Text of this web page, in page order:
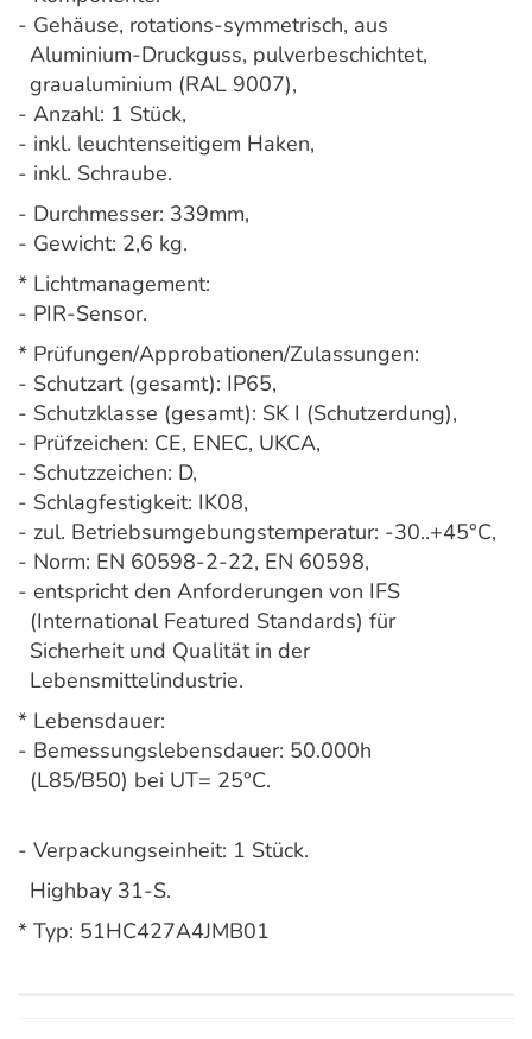
- Gehäuse, rotations-symmetrisch, aus
Aluminium-Druckguss, pulverbeschichtet,
graualuminium (RAL 9007),
- Anzahl: 1 Stück,
- inkl. leuchtenseitigem Haken,
- inkl. Schraube.
- Durchmesser: 339mm,
- Gewicht: 2,6 kg.
* Lichtmanagement:
- PIR-Sensor.
* Prüfungen/Approbationen/Zulassungen:
- Schutzart (gesamt): IP65,
- Schutzklasse (gesamt): SK I (Schutzerdung),
- Prüfzeichen: CE, ENEC, UKCA,
- Schutzzeichen: D,
- Schlagfestigkeit: IK08,
- zul. Betriebsumgebungstemperatur: -30..+45°C,
- Norm: EN 60598-2-22, EN 60598,
- entspricht den Anforderungen von IFS
(International Featured Standards) für
Sicherheit und Qualität in der
Lebensmittelindustrie.
* Lebensdauer:
- Bemessungslebensdauer: 50.000h
(L85/B50) bei UT= 25°C.
- Verpackungseinheit: 1 Stück.
Highbay 31-S.
* Typ: 51HC427A4JMB01